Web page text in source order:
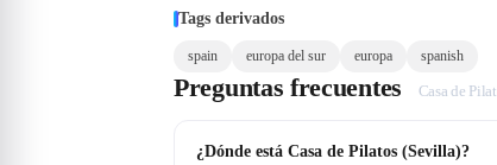
Tags derivados
spain europa del sur europa spanish
Preguntas frecuentes Casa de
¿Dónde está Casa de Pilatos (Sevilla)?